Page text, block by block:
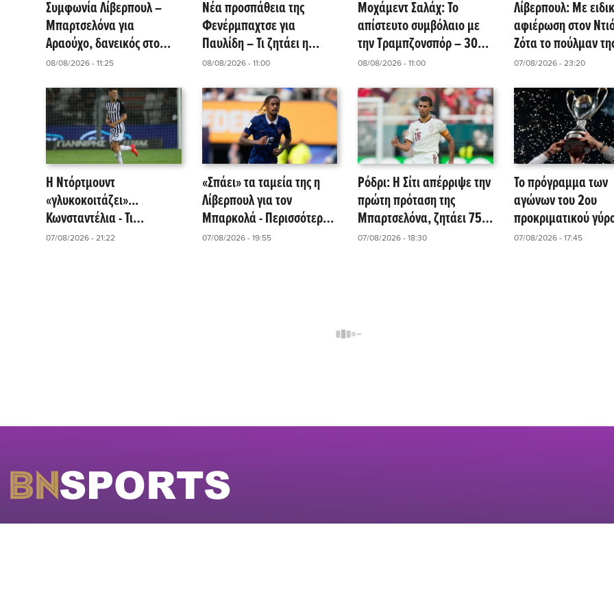
Συμφωνία Λίβερπουλ –
Μπαρτσελόνα για
Αραούχο, δανεικός στο
«Άνφιλντ»!
08/08/2026 - 11:25
Νέα προσπάθεια της
Φενέρμπαχτσε για
Παυλίδη – Τι ζητάει η
Μπενφίκα για να πει το
08/08/2026 - 11:00
Μοχάμεντ Σαλάχ: Το
απίστευτο συμβόλαιο με
την Τραμπζονσπόρ – 30
εκατ. ευρώ τον χρόνο
χαρτί υγείας
08/08/2026 - 11:00
Λίβερπουλ: Με
αφιέρωση στον
Ζότα το πούλμαν
ομάδας!
07/08/2026 - 23:20
Η Ντόρτμουντ
«γλυκοκοιτάζει»...
Κωνσταντέλια - Τι
αναφέρει το δημοσίευμα
07/08/2026 - 21:22
«Σπάει» τα ταμεία της η
Λίβερπουλ για τον
Μπαρκολά - Περισσότερα
από 115 εκατομμύρια
07/08/2026 - 19:55
Ρόδρι: Η Σίτι απέρριψε την
πρώτη πρόταση της
Μπαρτσελόνα, ζητάει 75
εκατ. ευρώ!
07/08/2026 - 18:30
Το πρόγραμμα των
αγώνων του 2ου
προκριματικού
Superbet Κύπελλο
07/08/2026 - 17:45